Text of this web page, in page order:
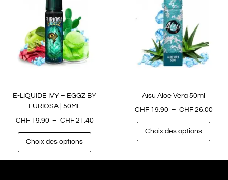
E-LIQUIDE IVY – EGGZ BY
FURIOSA | 50ML
CHF19.90 – CHF21.40
Choix des options
Aisu Aloe Vera 50ml
CHF19.90 – CHF26.00
Choix des options